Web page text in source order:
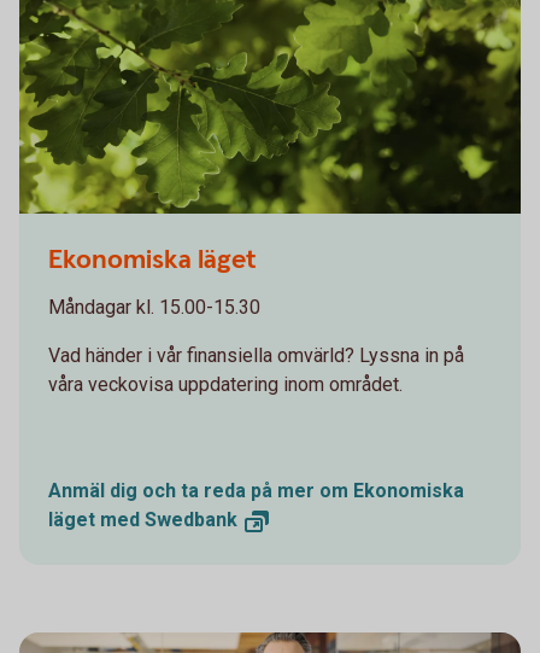
Ekonomiska läget
Måndagar kl. 15.00-15.30
Vad händer i vår finansiella omvärld? Lyssna in på
våra veckovisa uppdatering inom området.
Anmäl dig och ta reda på mer om Ekonomiska
läget med Swedbank